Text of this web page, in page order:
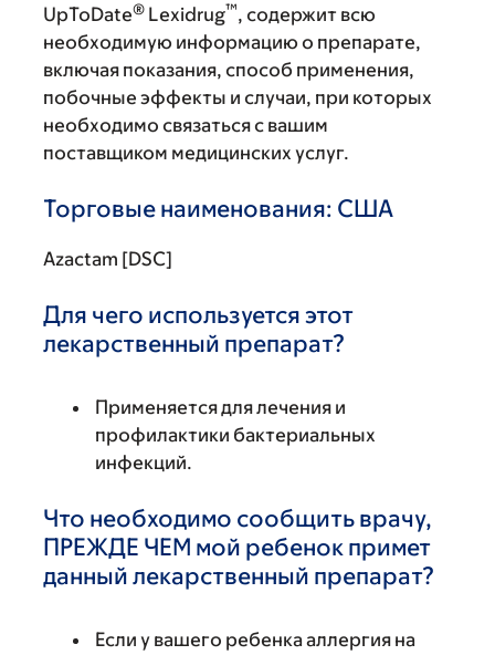
UpToDate® Lexidrug™, содержит всю
необходимую информацию о препарате,
включая показания, способ применения,
побочные эффекты и случаи, при которых
необходимо связаться с вашим
поставщиком медицинских услуг.
Торговые наименования: США
Azactam [DSC]
Для чего используется этот
лекарственный препарат?
Применяется для лечения и
профилактики бактериальных
инфекций.
Что необходимо сообщить врачу,
ПРЕЖДЕ ЧЕМ мой ребенок примет
данный лекарственный препарат?
Если у вашего ребенка аллергия на